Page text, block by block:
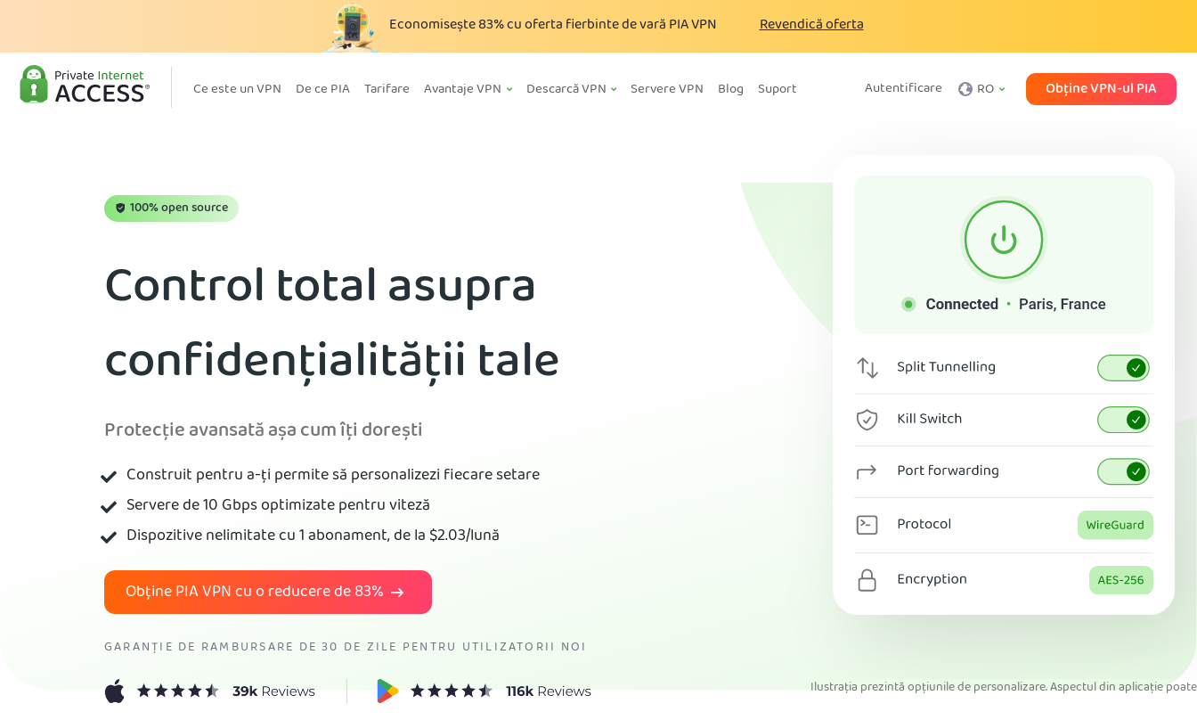
Economisește83%cu oferta fierbinte de vară PIA VPN Revendică oferta
Ce este un VPN De ce PIA Tarifare Avantaje VPN Descarcă VPN Servere VPN Blog Suport Autentificare RO Obține VPN-ul PIA
100% open source
Control total asupra
confidențialității tale
Protecție avansată așa cum îți dorești
Construit pentru a-ți permite să personalizezi fiecare setare
Servere de 10 Gbps optimizate pentru viteză
Dispozitive nelimitate cu 1 abonament, de la$2.03/lună
Obține PIA VPN cu o reducere de83%
GARANȚIE DE RAMBURSARE DE 30 DE ZILE PENTRU UTILIZATORII NOI
Ilustrația prezintă opțiunile de personalizare. Aspectul din aplicație